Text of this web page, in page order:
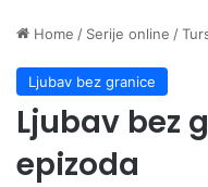
Home / Serije online /
Ljubav bez granice
Ljubav bez
epizoda